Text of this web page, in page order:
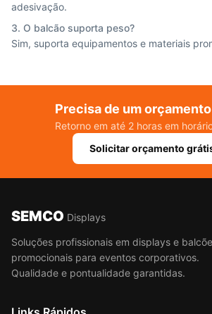
adesivação.
3. O balcão suporta peso?
Sim, suporta equipamentos e materiais
Precisa de um
Retorno em até 2 horas em
Solicitar orçamento
SEMCO Displays
Soluções profissionais em displays e
promocionais para eventos corporativos.
Qualidade e pontualidade garantidas.